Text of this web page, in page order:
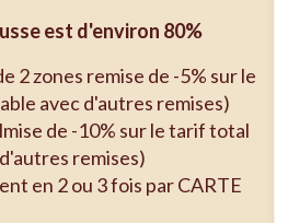
est d'environ 80%
2 zones remise de -5% sur le
avec d'autres remises)
de -10% sur le tarif total
remises)
en 2 ou 3 fois par CARTE